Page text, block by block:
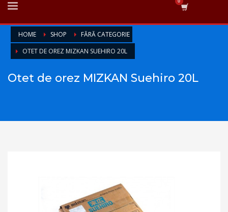
HOME SHOP
FĂRĂ CATEGORIE
OTET DE OREZ MIZKAN SUEHIRO 20L
Otet de orez MIZKAN Suehiro 20L